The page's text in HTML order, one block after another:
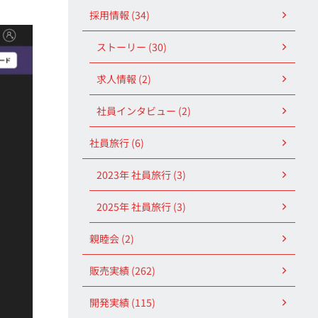
採用情報 (34)
ストーリー (30)
求人情報 (2)
社員インタビュー (2)
社員旅行 (6)
2023年 社員旅行 (3)
2025年 社員旅行 (3)
親睦会 (2)
販売実績 (262)
開発実績 (115)